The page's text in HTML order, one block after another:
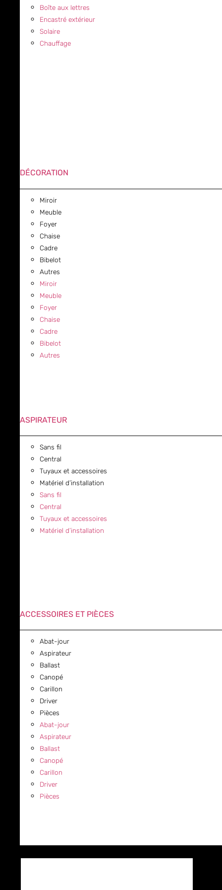
Boîte aux lettres
Encastré extérieur
Solaire
Chauffage
DÉCORATION
Miroir
Meuble
Foyer
Chaise
Cadre
Bibelot
Autres
Miroir
Meuble
Foyer
Chaise
Cadre
Bibelot
Autres
ASPIRATEUR
Sans fil
Central
Tuyaux et accessoires
Matériel d’installation
Sans fil
Central
Tuyaux et accessoires
Matériel d’installation
ACCESSOIRES ET PIÈCES
Abat-jour
Aspirateur
Ballast
Canopé
Carillon
Driver
Pièces
Abat-jour
Aspirateur
Ballast
Canopé
Carillon
Driver
Pièces